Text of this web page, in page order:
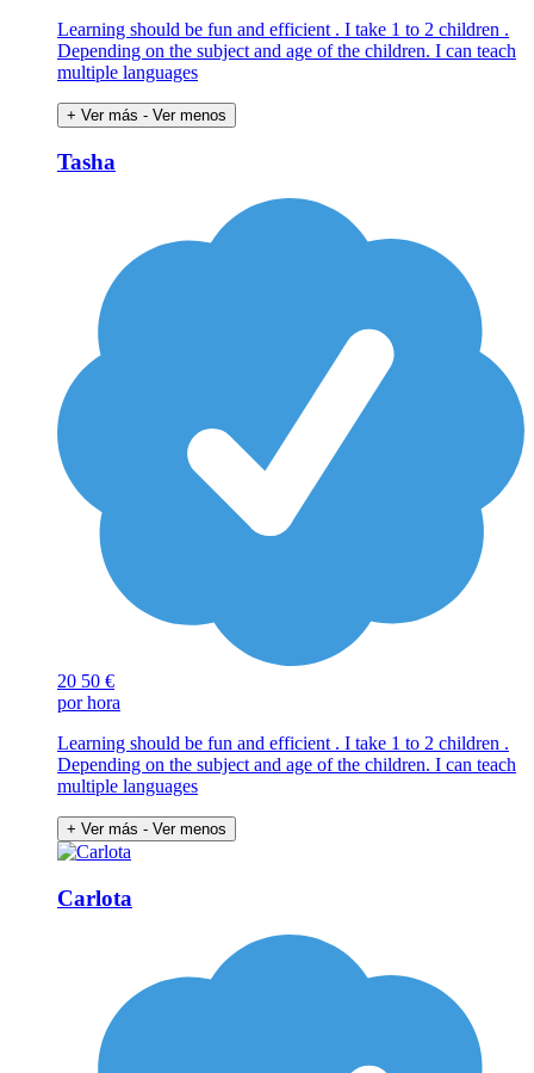
Learning should be fun and efficient . I take 1 to 2 children .
Depending on the subject and age of the children. I can teach
multiple languages
+ Ver más - Ver menos
Tasha
20 50 €
por hora
Learning should be fun and efficient . I take 1 to 2 children .
Depending on the subject and age of the children. I can teach
multiple languages
+ Ver más - Ver menos
Carlota